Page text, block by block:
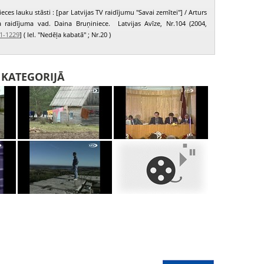
lauku stāsti : [par Latvijas TV raidījumu "Savai zemītei"] / Arturs
raidījuma vad. Daina Bruņiniece. Latvijas Avīze, Nr.104 (2004,
1229] ( Iel. "Nedēļa kabatā" ; Nr.20 )